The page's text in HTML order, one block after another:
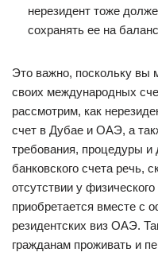
нерезидент тоже
сохранять ее на
Это важно, поскольку вы
своих международных
рассмотрим, как
счет в Дубае и ОАЭ, а
требования, процедуры и
банковского счета речь,
отсутствии у
приобретается вместе с
резидентских виз ОАЭ.
гражданам проживать и